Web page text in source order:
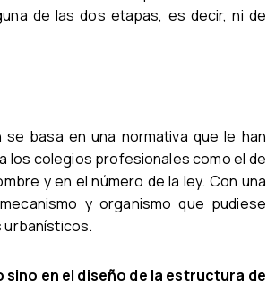
de las dos etapas, es decir, ni de
basa en una normativa que le han
los colegios profesionales como el de
y en el número de la ley. Con una
y organismo que pudiese
urbanísticos.
en el diseño de la estructura de